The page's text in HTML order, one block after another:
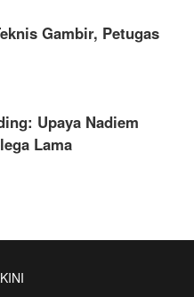
Gambir, Petugas
Upaya Nadiem
Lama